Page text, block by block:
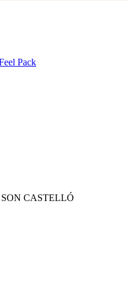
Pack
CASTELLÓ